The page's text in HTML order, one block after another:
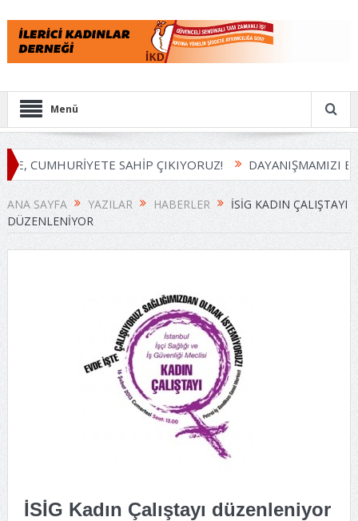
Menü
CUMHURİYETE SAHİP ÇIKIYORUZ! DAYANIŞMAMIZI
ANA SAYFA YAZILAR HABERLER
İSİG KADIN ÇALIŞTAYI
DÜZENLENIYOR
İSİG Kadın Çalıştayı düzenleniyor